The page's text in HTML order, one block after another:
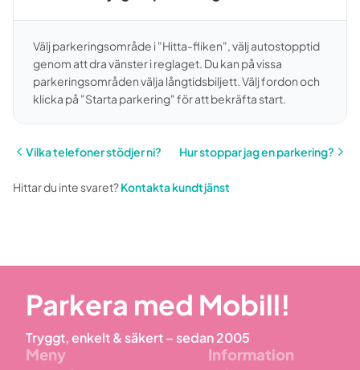
Välj parkeringsområde i "Hitta-fliken", välj autostopptid
genom att dra vänster i reglaget. Du kan på vissa
parkeringsområden välja långtidsbiljett. Välj fordon och
klicka på "Starta parkering" för att bekräfta start.
Vilka telefoner stödjer ni? Hur stoppar jag en parkering?
Hittar du inte svaret?Kontakta kundtjänst
Parkera med Mobill!
Tryggt, enkelt & säkert – sedan 2005
Meny Information